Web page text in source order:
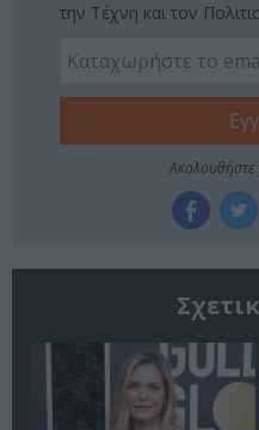
την Τέχνη και τον